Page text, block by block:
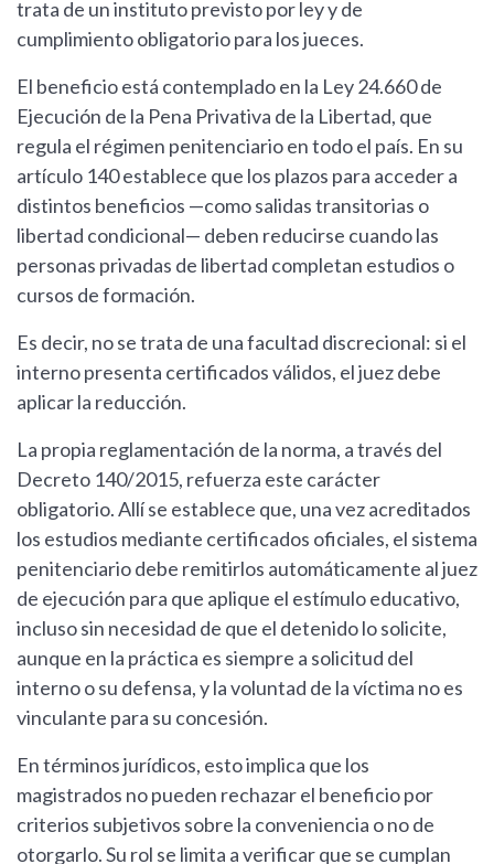
trata de un instituto previsto por ley y de
cumplimiento obligatorio para los jueces.
El beneficio está contemplado en la Ley 24.660 de
Ejecución de la Pena Privativa de la Libertad, que
regula el régimen penitenciario en todo el país. En su
artículo 140 establece que los plazos para acceder a
distintos beneficios —como salidas transitorias o
libertad condicional— deben reducirse cuando las
personas privadas de libertad completan estudios o
cursos de formación.
Es decir, no se trata de una facultad discrecional: si el
interno presenta certificados válidos, el juez debe
aplicar la reducción.
La propia reglamentación de la norma, a través del
Decreto 140/2015, refuerza este carácter
obligatorio. Allí se establece que, una vez acreditados
los estudios mediante certificados oficiales, el sistema
penitenciario debe remitirlos automáticamente al juez
de ejecución para que aplique el estímulo educativo,
incluso sin necesidad de que el detenido lo solicite,
aunque en la práctica es siempre a solicitud del
interno o su defensa, y la voluntad de la víctima no es
vinculante para su concesión.
En términos jurídicos, esto implica que los
magistrados no pueden rechazar el beneficio por
criterios subjetivos sobre la conveniencia o no de
otorgarlo. Su rol se limita a verificar que se cumplan